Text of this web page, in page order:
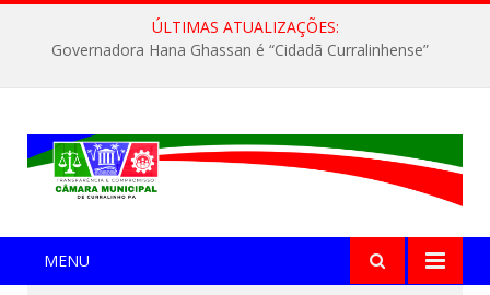
ÚLTIMAS ATUALIZAÇÕES:
Governadora Hana Ghassan é “Cidadã Curralinhense”
MENU